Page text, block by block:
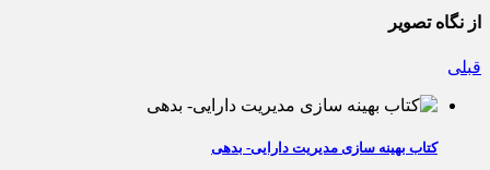
از نگاه تصویر
قبلی
کتاب بهینه سازی مدیریت دارایی- بدهی